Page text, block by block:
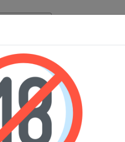
sito ( mangaworldadult.net );
sono condivisitra i due siti, quindi
요?